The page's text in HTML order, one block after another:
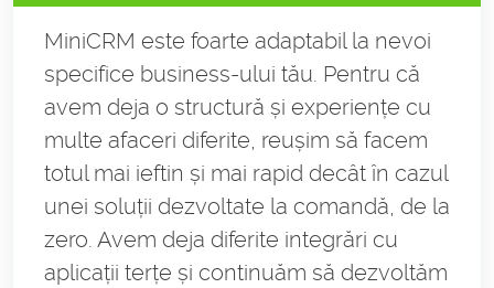
MiniCRM este foarte adaptabil la nevoi
specifice business-ului tău. Pentru că
avem deja o structură și experiențe cu
multe afaceri diferite, reușim să facem
totul mai ieftin și mai rapid decât în cazul
unei soluții dezvoltate la comandă, de la
zero. Avem deja diferite integrări cu
aplicații terțe și continuăm să dezvoltăm